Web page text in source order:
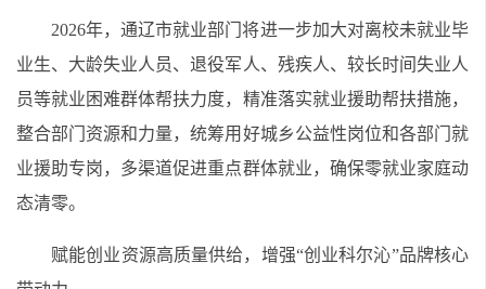
2026年，通辽市就业部门将进一步加大对离校未就业毕
业生、大龄失业人员、退役军人、残疾人、较长时间失业人
员等就业困难群体帮扶力度，精准落实就业援助帮扶措施，
整合部门资源和力量，统筹用好城乡公益性岗位和各部门就
业援助专岗，多渠道促进重点群体就业，确保零就业家庭动
态清零。
赋能创业资源高质量供给，增强“创业科尔沁”品牌核心